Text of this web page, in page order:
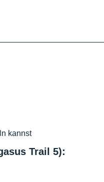
kannst
Trail 5):